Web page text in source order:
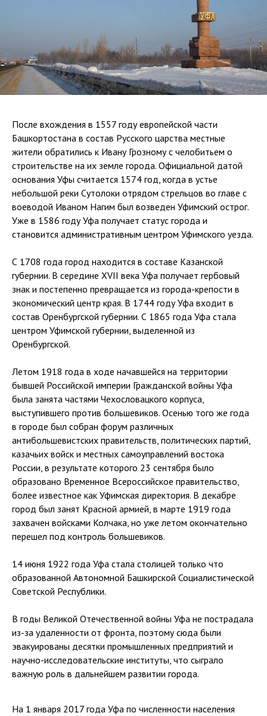
После вхождения в 1557 году европейской части
Башкортостана в состав Русского царства местные
жители обратились к Ивану Грозному с челобитьем о
строительстве на их земле города. Официальной датой
основания Уфы считается 1574 год, когда в устье
небольшой реки Сутолоки отрядом стрельцов во главе с
воеводой Иваном Нагим был возведен Уфимский острог.
Уже в 1586 году Уфа получает статус города и
становится административным центром Уфимского уезда.
С 1708 года город находится в составе Казанской
губернии. В середине XVII века Уфа получает гербовый
знак и постепенно превращается из города-крепости в
экономический центр края. В 1744 году Уфа входит в
состав Оренбургской губернии. С 1865 года Уфа стала
центром Уфимской губернии, выделенной из
Оренбургской.
Летом 1918 года в ходе начавшейся на территории
бывшей Российской империи Гражданской войны Уфа
была занята частями Чехословацкого корпуса,
выступившего против большевиков. Осенью того же года
в городе был собран форум различных
антибольшевистских правительств, политических партий,
казачьих войск и местных самоуправлений востока
России, в результате которого 23 сентября было
образовано Временное Всероссийское правительство,
более известное как Уфимская директория. В декабре
город был занят Красной армией, в марте 1919 года
захвачен войсками Колчака, но уже летом окончательно
перешел под контроль большевиков.
14 июня 1922 года Уфа стала столицей только что
образованной Автономной Башкирской Социалистической
Советской Республики.
В годы Великой Отечественной войны Уфа не пострадала
из-за удаленности от фронта, поэтому сюда были
эвакуированы десятки промышленных предприятий и
научно-исследовательские институты, что сыграло
важную роль в дальнейшем развитии города.
На 1 января 2017 года Уфа по численности населения